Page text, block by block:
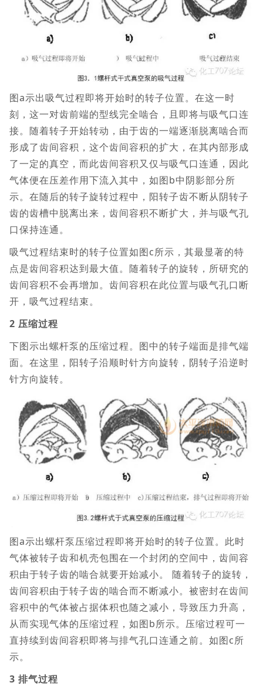
图a示出吸气过程即将开始时的转子位置。在这一时
刻，这一对齿前端的型线完全啮合，且即将与吸气口连
接。随着转子开始转动，由于齿的一端逐渐脱离啮合而
形成了齿间容积，这个齿间容积的扩大，在其内部形成
了一定的真空，而此齿间容积又仅与吸气口连通，因此
气体便在压差作用下流入其中，如图b中阴影部分所
示。在随后的转子旋转过程中，阳转子齿不断从阴转子
齿的齿槽中脱离出来，齿间容积不断扩大，并与吸气孔
口保持连通。
吸气过程结束时的转子位置如图c所示，其最显著的特
点是齿间容积达到最大值。随着转子的旋转，所研究的
齿间容积不会再增加。齿间容积在此位置与吸气孔口断
开，吸气过程结束。
2 压缩过程
下图示出螺杆泵的压缩过程。图中的转子端面是排气端
面。在这里，阳转子沿顺时针方向旋转，阴转子沿逆时
针方向旋转。
图a示出螺杆泵压缩过程即将开始时的转子位置。此时
气体被转子齿和机壳包围在一个封闭的空间中，齿间容
积由于转子齿的啮合就要开始减小。 随着转子的旋转，
齿间容积由于转子齿的啮合而不断减小。被密封在齿间
容积中的气体被占据体积也随之减小，导致压力升高，
从而实现气体的压缩过程，如图b所示。压缩过程可一
直持续到齿间容积即将与排气孔口连通之前。如图c所
示。
3 排气过程